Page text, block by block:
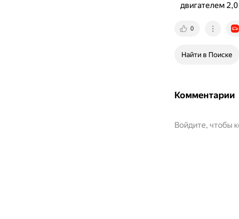
двигателем
0
Найти в Поиске
Комментарии
Войдите, чтобы